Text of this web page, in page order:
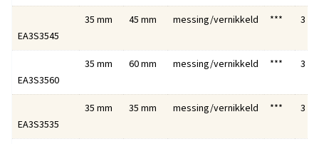
EA3S3545
35 mm 45 mm messing/vernikkeld *** 3
EA3S3560
35 mm 60 mm messing/vernikkeld *** 3
EA3S3535
35 mm 35 mm messing/vernikkeld *** 3